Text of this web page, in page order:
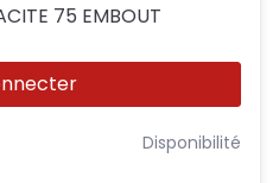
75 EMBOUT
Disponibilité